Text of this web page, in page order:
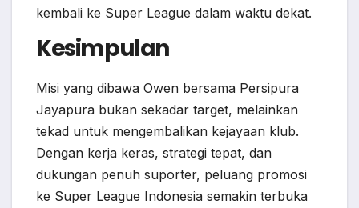
kembali ke Super League dalam waktu dekat.
Kesimpulan
Misi yang dibawa Owen bersama Persipura
Jayapura bukan sekadar target, melainkan
tekad untuk mengembalikan kejayaan klub.
Dengan kerja keras, strategi tepat, dan
dukungan penuh suporter, peluang promosi
ke Super League Indonesia semakin terbuka